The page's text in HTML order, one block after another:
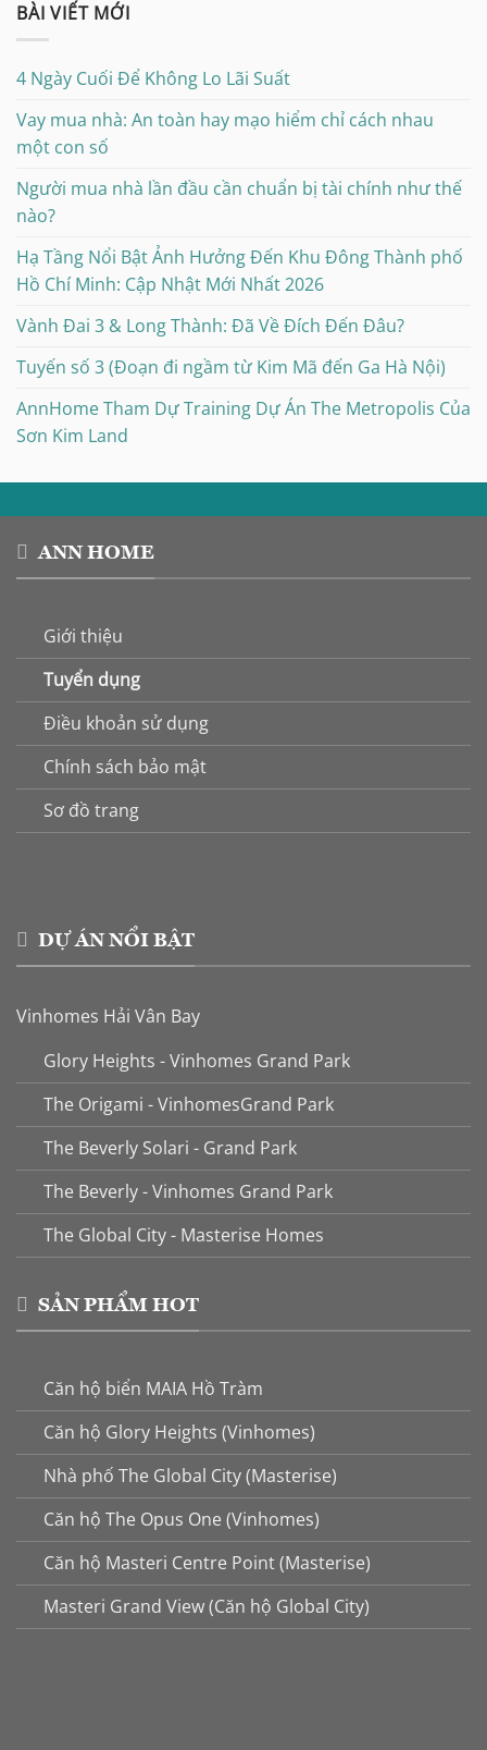
BÀI VIẾT MỚI
4 Ngày Cuối Để Không Lo Lãi Suất
Vay mua nhà: An toàn hay mạo hiểm chỉ cách nhau
một con số
Người mua nhà lần đầu cần chuẩn bị tài chính như thế
nào?
Hạ Tầng Nổi Bật Ảnh Hưởng Đến Khu Đông Thành phố
Hồ Chí Minh: Cập Nhật Mới Nhất 2026
Vành Đai 3 & Long Thành: Đã Về Đích Đến Đâu?
Tuyến số 3 (Đoạn đi ngầm từ Kim Mã đến Ga Hà Nội)
AnnHome Tham Dự Training Dự Án The Metropolis Của
Sơn Kim Land
ANN HOME
Giới thiệu
Tuyển dụng
Điều khoản sử dụng
Chính sách bảo mật
Sơ đồ trang
DỰ ÁN NỔI BẬT
Vinhomes Hải Vân Bay
Glory Heights - Vinhomes Grand Park
The Origami - VinhomesGrand Park
The Beverly Solari - Grand Park
The Beverly - Vinhomes Grand Park
The Global City - Masterise Homes
SẢN PHẨM HOT
Căn hộ biển MAIA Hồ Tràm
Căn hộ Glory Heights (Vinhomes)
Nhà phố The Global City (Masterise)
Căn hộ The Opus One (Vinhomes)
Căn hộ Masteri Centre Point (Masterise)
Masteri Grand View (Căn hộ Global City)